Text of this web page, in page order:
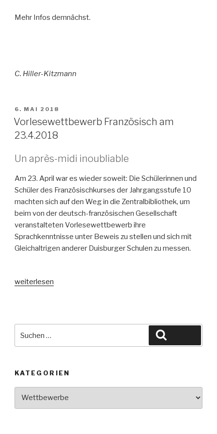
Mehr Infos demnächst.
C. Hiller-Kitzmann
VERÖFFENTLICHT
AM
6. MAI 2018
Vorlesewettbewerb Französisch am
23.4.2018
Un après-midi inoubliable
Am 23. April war es wieder soweit: Die Schülerinnen und
Schüler des Französischkurses der Jahrgangsstufe 10
machten sich auf den Weg in die Zentralbibliothek, um
beim von der deutsch-französischen Gesellschaft
veranstalteten Vorlesewettbewerb ihre
Sprachkenntnisse unter Beweis zu stellen und sich mit
Gleichaltrigen anderer Duisburger Schulen zu messen.
„Vorlesewettbewerb
weiterlesen
nach:
KATEGORIEN